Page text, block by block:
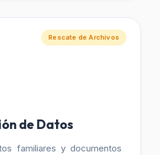
Rescate de Archivos
de Datos
familiares y documentos